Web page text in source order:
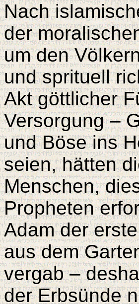
Nach
der
um den
und sprituell
Akt göttlicher
Versorgung –
und Böse ins
seien, hätten
Menschen,
Propheten
Adam der
aus dem
vergab –
der Erbsünde